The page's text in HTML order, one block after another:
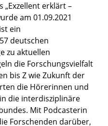
„Exzellent erklärt –
am 01.09.2021
ein
deutschen
zu aktuellen
die Forschungsvielfalt
bis Z wie Zukunft der
die Hörerinnen und
die interdisziplinäre
Mit Podcasterin
Forschenden darüber,